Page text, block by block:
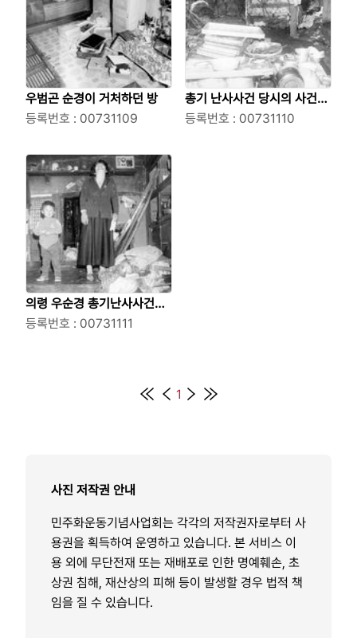
우범곤 순경이 거처하던 방
등록번호 : 00731109
총기 난사사건 당시의 사건현
장
등록번호 : 00731110
의령 우순경 총기난사사건의
피해자 가족
등록번호 : 00731111
1
사진 저작권 안내
민주화운동기념사업회는 각각의 저작권자로부터 사
용권을 획득하여 운영하고 있습니다. 본 서비스 이
용 외에 무단전재 또는 재배포로 인한 명예훼손, 초
상권 침해, 재산상의 피해 등이 발생할 경우 법적 책
임을 질 수 있습니다.